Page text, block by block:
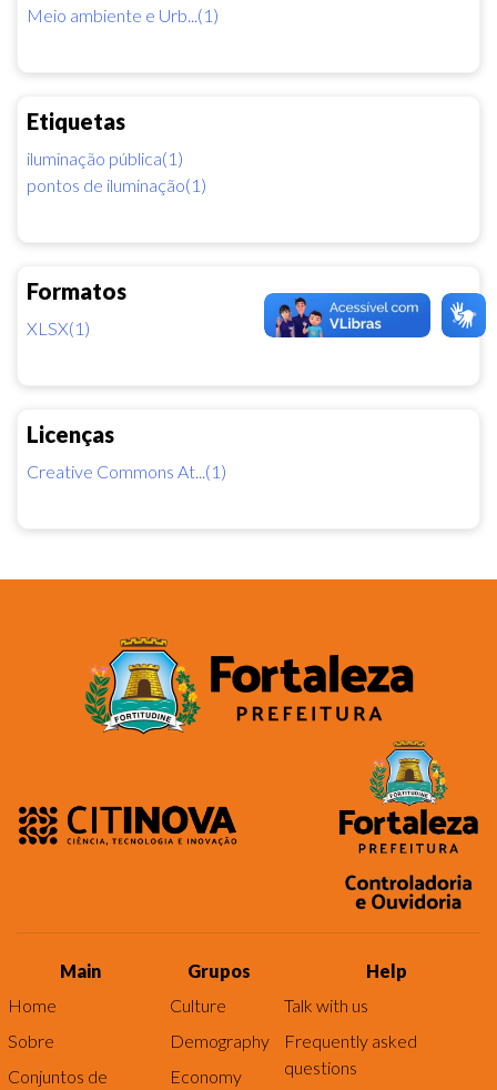
Meio ambiente e Urb...(1)
Etiquetas
iluminação pública(1)
pontos de iluminação(1)
Formatos
XLSX(1)
Licenças
Creative Commons At...(1)
Main
Home
Sobre
Conjuntos de
Grupos
Culture
Demography
Economy
Help
Talk with us
Frequently asked
questions